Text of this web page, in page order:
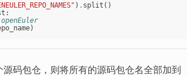
) . split ()
:
)
码包仓，则将所有的源码包仓名全部加到